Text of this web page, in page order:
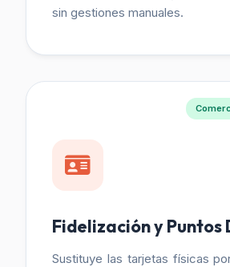
sin gestiones manuales.
Fidelización y
Sustituye las tarjetas físicas